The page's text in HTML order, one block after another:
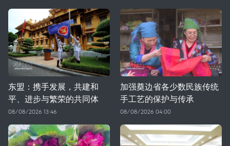
东盟：携手发展，共建和
平、进步与繁荣的共同体
08/08/2026 13:46
加强奠边省各少数民族传统
手工艺的保护与传承
08/08/2026 04:00